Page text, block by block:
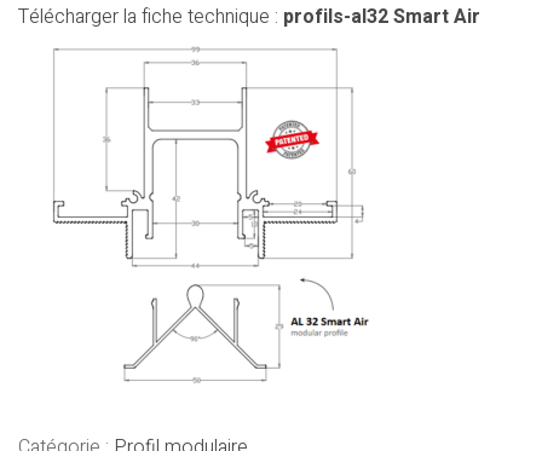
Télécharger la fiche technique : profils-al32 Smart Air